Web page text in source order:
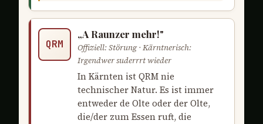
QRM
„A Raunzer mehr!"
Offiziell: Störung · Kärntnerisch:
Irgendwer suderrrt wieder
In Kärnten ist QRM nie
technischer Natur. Es ist immer
entweder de Olte oder der Olte,
die/der zum Essen ruft, die